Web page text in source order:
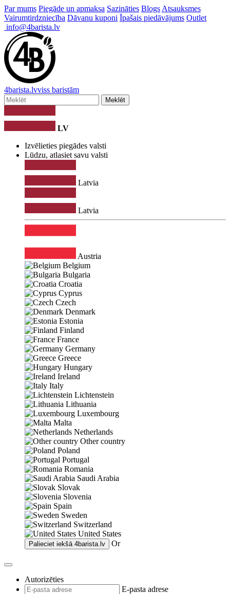
Par mums Piegāde un apmaksa Sazināties Blogs Atsauksmes
Vairumtirdzniecība Dāvanu kuponi Īpašais piedāvājums Outlet
info@4barista.lv
4barista.lvviss baristām
Meklēt
LV
Izvēlieties piegādes valsti
Lūdzu, atlasiet savu valsti
Latvia
Latvia
Austria
Belgium
Bulgaria
Croatia
Cyprus
Czech
Denmark
Estonia
Finland
France
Germany
Greece
Hungary
Ireland
Italy
Lichtenstein
Lithuania
Luxembourg
Malta
Netherlands
Other country
Poland
Portugal
Romania
Saudi Arabia
Slovak
Slovenia
Spain
Sweden
Switzerland
United States
Palieciet iekšā 4barista.lv Or
Autorizēties
E-pasta adrese